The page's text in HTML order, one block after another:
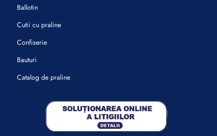
Ballotin
Cutii cu praline
Confiserie
Bauturi
Catalog de praline